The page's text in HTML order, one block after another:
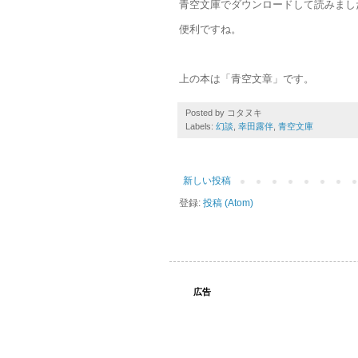
青空文庫でダウンロードして読みまし
便利ですね。
上の本は「青空文章」です。
Posted by コタヌキ
Labels: 幻談 幸田露伴 青空文庫
新しい投稿
登録: 投稿 (Atom)
広告